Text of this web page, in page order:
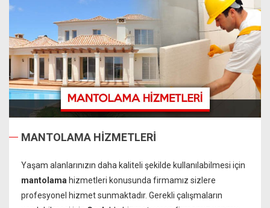
MANTOLAMA HİZMETLERİ
Yaşam alanlarınızın daha kaliteli şekilde kullanılabilmesi için
mantolama hizmetleri konusunda firmamız sizlere
profesyonel hizmet sunmaktadır. Gerekli çalışmaların